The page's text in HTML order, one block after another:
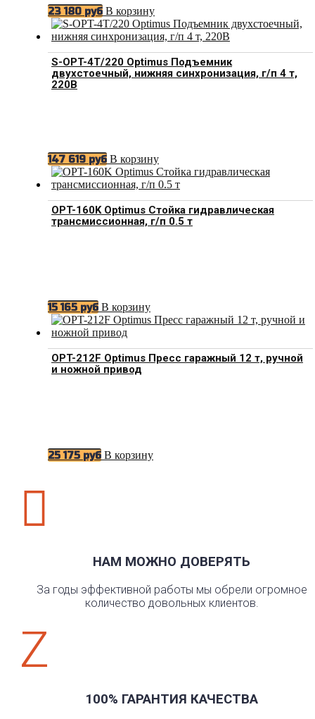
23 180 руб В корзину
S-OPT-4T/220 Optimus Подъемник
двухстоечный, нижняя синхронизация, г/п 4 т,
220В
147 619 руб В корзину
OPT-160K Optimus Стойка гидравлическая
трансмиссионная, г/п 0.5 т
15 165 руб В корзину
OPT-212F Optimus Пресс гаражный 12 т, ручной
и ножной привод
25 175 руб В корзину

НАМ МОЖНО ДОВЕРЯТЬ
За годы эффективной работы мы обрели огромное
количество довольных клиентов.
Z
100% ГАРАНТИЯ КАЧЕСТВА